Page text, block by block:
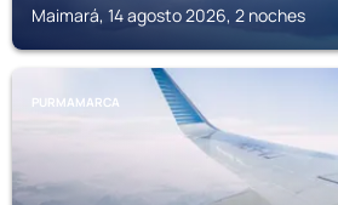
Maimará, 14 agosto 2026, 2 noches
PURMAMARCA